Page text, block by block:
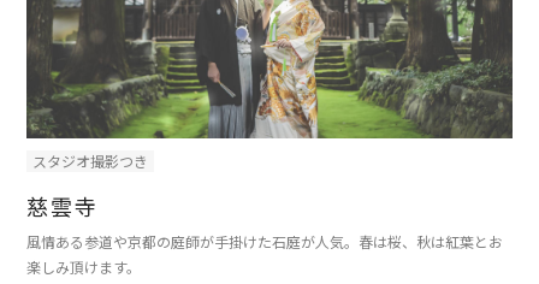
スタジオ撮影つき
慈雲寺
風情ある参道や京都の庭師が手掛けた石庭が人気。春は桜、秋は紅葉とお
楽しみ頂けます。